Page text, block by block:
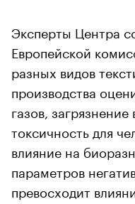
Эксперты Центра
Европейской
разных видов
производства
газов,
токсичность для
влияние на
параметров
превосходит